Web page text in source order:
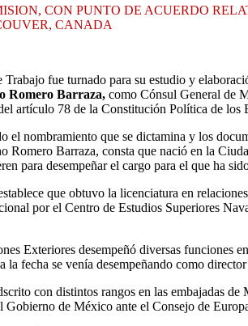
CON PUNTO DE ACUERDO
CANADA
fue turnado para su estudio y
Romero Barraza, como Cónsul General de
artículo 78 de la Constitución Política de
el nombramiento que se dictamina y los
Romero Barraza, consta que nació en la
para desempeñar el cargo para el que ha
que obtuvo la licenciatura en
por el Centro de Estudios Superiores
Exteriores desempeñó diversas funciones
la fecha se venía desempeñando como
con distintos rangos en las embajadas
Gobierno de México ante el Consejo de